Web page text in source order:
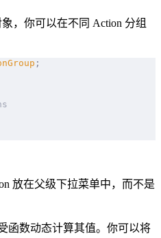
象，你可以在不同 Action 分组
;
放在父级下拉菜单中，而不是
函数动态计算其值。你可以将